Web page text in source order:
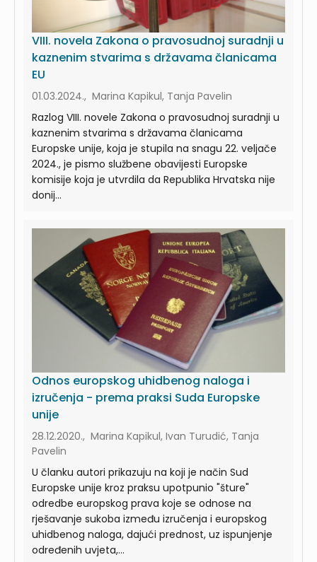
VIII. novela Zakona o pravosudnoj suradnji u
kaznenim stvarima s državama članicama
EU
01.03.2024., Marina Kapikul, Tanja Pavelin
Razlog VIII. novele Zakona o pravosudnoj suradnji u
kaznenim stvarima s državama članicama
Europske unije, koja je stupila na snagu 22. veljače
2024., je pismo službene obavijesti Europske
komisije koja je utvrdila da Republika Hrvatska nije
donij...
Odnos europskog uhidbenog naloga i
izručenja - prema praksi Suda Europske
unije
28.12.2020., Marina Kapikul, Ivan Turudić, Tanja
Pavelin
U članku autori prikazuju na koji je način Sud
Europske unije kroz praksu upotpunio "šture"
odredbe europskog prava koje se odnose na
rješavanje sukoba između izručenja i europskog
uhidbenog naloga, dajući prednost, uz ispunjenje
određenih uvjeta,...